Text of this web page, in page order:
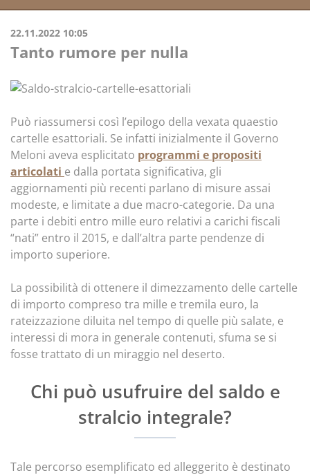
22.11.2022 10:05
Tanto rumore per nulla
Può riassumersi così l’epilogo della vexata quaestio
cartelle esattoriali. Se infatti inizialmente il Governo
Meloni aveva esplicitato programmi e propositi
articolati e dalla portata significativa, gli
aggiornamenti più recenti parlano di misure assai
modeste, e limitate a due macro-categorie. Da una
parte i debiti entro mille euro relativi a carichi fiscali
“nati” entro il 2015, e dall’altra parte pendenze di
importo superiore.
La possibilità di ottenere il dimezzamento delle cartelle
di importo compreso tra mille e tremila euro, la
rateizzazione diluita nel tempo di quelle più salate, e
interessi di mora in generale contenuti, sfuma se si
fosse trattato di un miraggio nel deserto.
Chi può usufruire del saldo e
stralcio integrale?
Tale percorso esemplificato ed alleggerito è destinato